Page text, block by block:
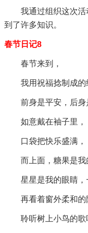
我通过组织这次
到了许多知识。
春节日记8
春节来到，
我用祝福捻制成的
前身是平安，后身
如意戴在袖子里，
口袋把快乐盛满，
而上面，糖果是我
星星是我的眼睛，
再看着窗外柔和的
聆听树上小鸟的歌